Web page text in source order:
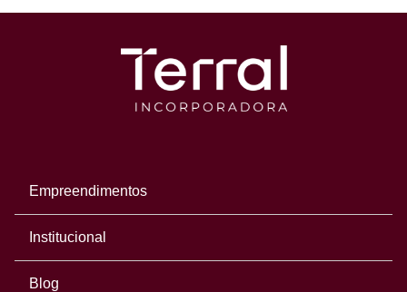
Empreendimentos
Institucional
Blog